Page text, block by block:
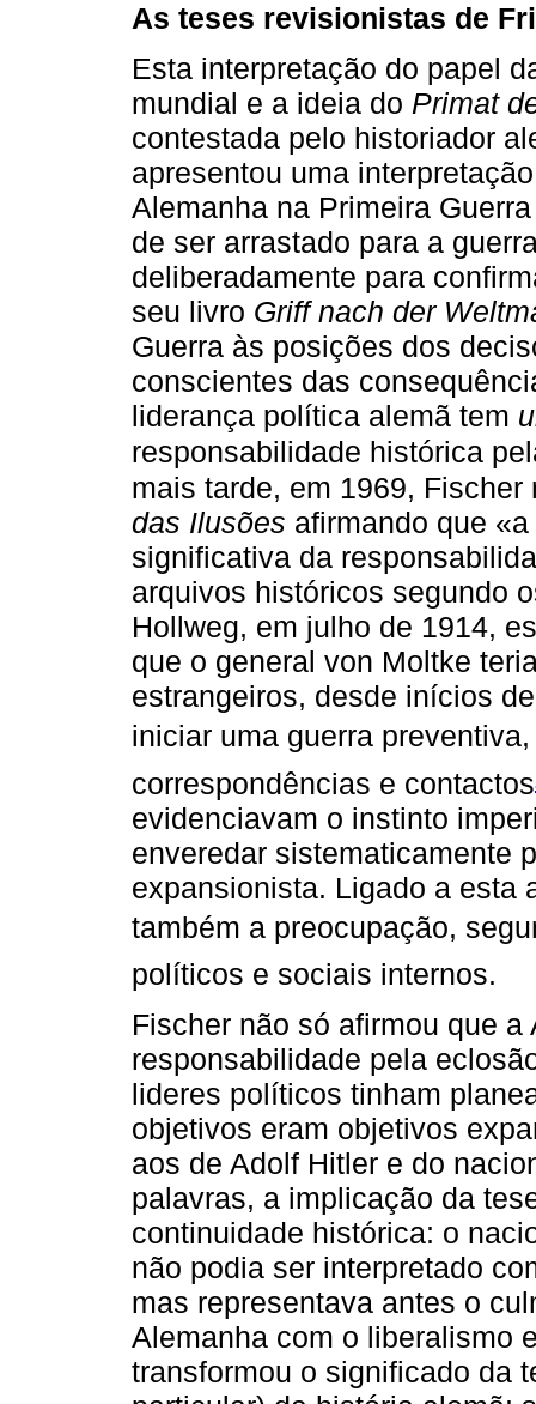
As teses revisionistas de
Esta interpretação do papel
mundial e a ideia do Primat
contestada pelo historiador
apresentou uma
Alemanha na Primeira
de ser arrastado para a
deliberadamente para
seu livro Griff nach der
Guerra às posições dos
conscientes das
liderança política alemã tem
responsabilidade histórica
mais tarde, em 1969,
das Ilusões afirmando que
significativa da
arquivos históricos segundo
Hollweg, em julho de 1914,
que o general von Moltke
estrangeiros, desde inícios
iniciar uma guerra
correspondências e contactos
evidenciavam o instinto
enveredar sistematicamente
expansionista. Ligado a esta
também a preocupação,
políticos e sociais internos.
Fischer não só afirmou que
responsabilidade pela
lideres políticos tinham
objetivos eram objetivos
aos de Adolf Hitler e do
palavras, a implicação da
continuidade histórica: o
não podia ser interpretado
mas representava antes o
Alemanha com o liberalismo
transformou o significado da